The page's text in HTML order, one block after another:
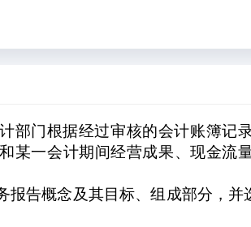
部门根据经过审核的会计账簿记
某一会计期间经营成果、现金流
报告概念及其目标、组成部分，